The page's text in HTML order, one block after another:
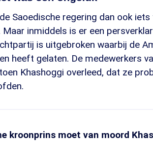
Saoedische regering dan ook iets
inmiddels is er een
is uitgebroken waarbij de
heeft gelaten. De medewerkers
Khashoggi overleed, dat ze
kroonprins moet van moord